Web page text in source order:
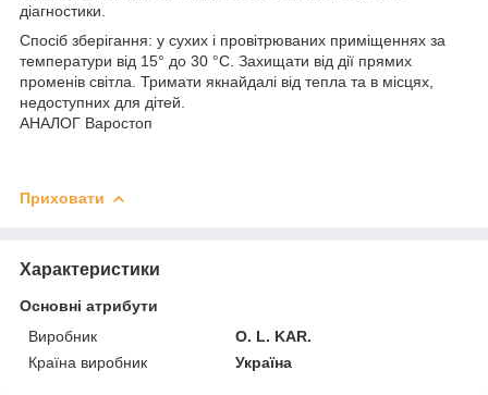
діагностики.
Спосіб зберігання: у сухих і провітрюваних приміщеннях за
температури від 15° до 30 °C. Захищати від дії прямих
променів світла. Тримати якнайдалі від тепла та в місцях,
недоступних для дітей.
АНАЛОГ Варостоп
Приховати
Характеристики
Основні атрибути
Виробник
O. L. KAR.
Країна виробник
Україна